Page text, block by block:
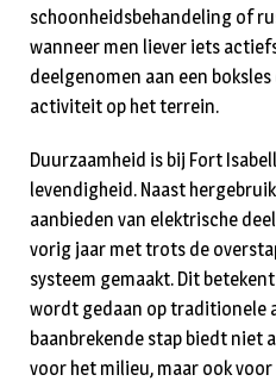
schoonheidsbehandeling of
wanneer men liever iets
deelgenomen aan een
activiteit op het terrein.
Duurzaamheid is bij Fort
levendigheid. Naast
aanbieden van elektrische
vorig jaar met trots de
systeem gemaakt. Dit
wordt gedaan op traditionele
baanbrekende stap biedt niet
voor het milieu, maar ook